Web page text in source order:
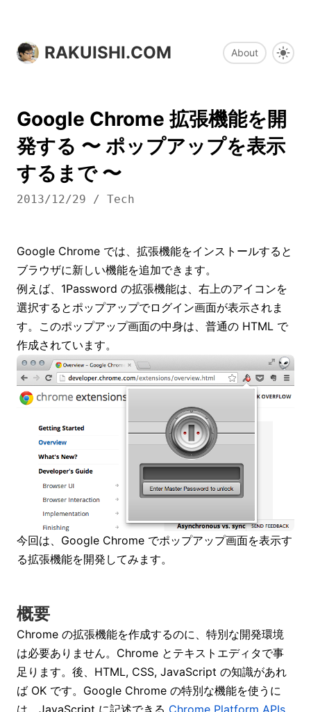
RAKUISHI.COM About
Google Chrome 拡張機能を開
発する 〜 ポップアップを表示
するまで 〜
2013/12/29 / Tech
Google Chrome では、拡張機能をインストールすると
ブラウザに新しい機能を追加できます。
例えば、1Password の拡張機能は、右上のアイコンを
選択するとポップアップでログイン画面が表示されま
す。このポップアップ画面の中身は、普通の HTML で
作成されています。
今回は、Google Chrome でポップアップ画面を表示す
る拡張機能を開発してみます。
概要
Chrome の拡張機能を作成するのに、特別な開発環境
は必要ありません。Chrome とテキストエディタで事
足ります。後、HTML, CSS, JavaScript の知識があれ
ば OK です。Google Chrome の特別な機能を使うに
は、JavaScript に記述できる Chrome Platform APIs